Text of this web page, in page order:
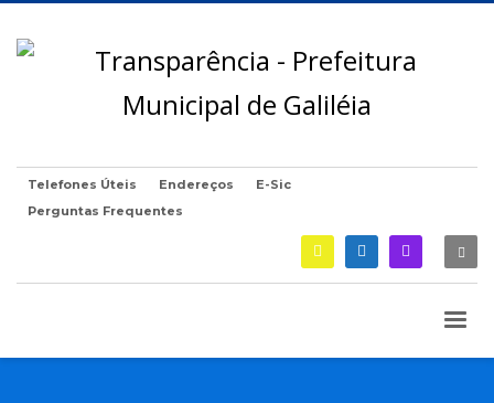
Telefones Úteis Endereços
E-Sic
Perguntas Frequentes